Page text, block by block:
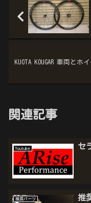
KUOTA KOUGAR 車両とホ
関連記事
Youtube セ
推奨パーツ 推